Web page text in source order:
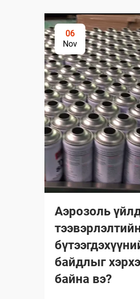
06
Nov
Аэрозоль
байдлыг
байна вэ?